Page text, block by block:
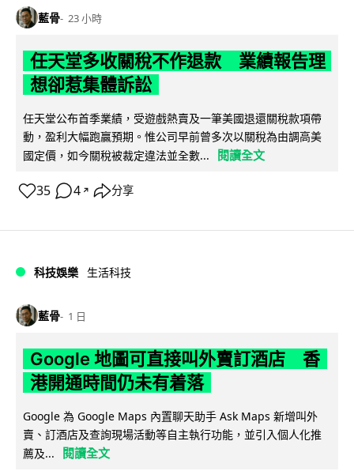
藍骨 23 小時
任天堂多收關稅不作退款 業績報告理
想卻惹集體訴訟
任天堂公布首季業績，受遊戲熱賣及一筆美國退還關稅款項帶
動，盈利大幅跑贏預期。惟公司早前曾多次以關稅為由調高美
國定價，如今關稅被裁定違法並全數...
閱讀全文
35 4 ↗ 分享
科技娛樂 生活科技
藍骨 1 日
Google 地圖可直接叫外賣訂酒店 香
港開通時間仍未有着落
Google 為 Google Maps 內置聊天助手 Ask Maps 新增叫外
賣、訂酒店及查詢現場活動等自主執行功能，並引入個人化推
薦及...
閱讀全文